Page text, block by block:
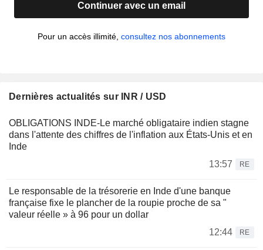
Continuer avec un email
Pour un accès illimité, consultez nos abonnements
Dernières actualités sur INR / USD
OBLIGATIONS INDE-Le marché obligataire indien stagne
dans l'attente des chiffres de l'inflation aux États-Unis et en
Inde
13:57
RE
Le responsable de la trésorerie en Inde d'une banque
française fixe le plancher de la roupie proche de sa "
valeur réelle » à 96 pour un dollar
12:44
RE